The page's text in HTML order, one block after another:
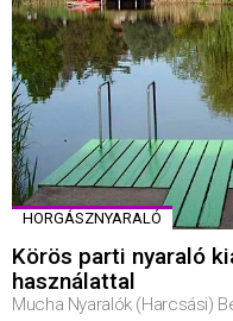
HORGÁSZNYARALÓ
Körös parti nyaraló
használattal
Mucha Nyaralók (Harcsási)